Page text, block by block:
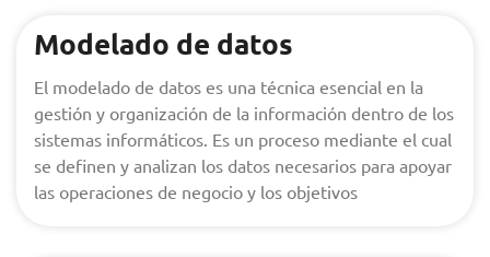
Modelado de datos
El modelado de datos es una técnica esencial en la
gestión y organización de la información dentro de los
sistemas informáticos. Es un proceso mediante el cual
se definen y analizan los datos necesarios para apoyar
las operaciones de negocio y los objetivos